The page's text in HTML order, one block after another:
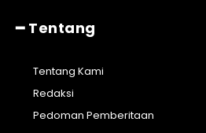
━ Tentang
Tentang Kami
Redaksi
Pedoman Pemberitaan